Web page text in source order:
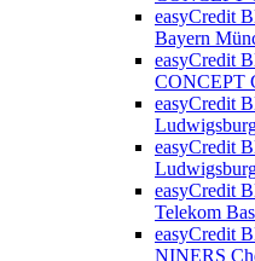
easyCredit
Bayern
easyCredit
CONCEPT
easyCredit
easyCredit
easyCredit
Telekom
easyCredit
NINERS